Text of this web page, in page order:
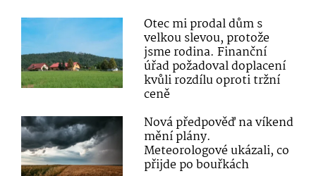
Otec mi prodal dům s
velkou slevou, protože
jsme rodina. Finanční
úřad požadoval doplacení
kvůli rozdílu oproti tržní
ceně
Nová předpověď na víkend
mění plány.
Meteorologové ukázali, co
přijde po bouřkách